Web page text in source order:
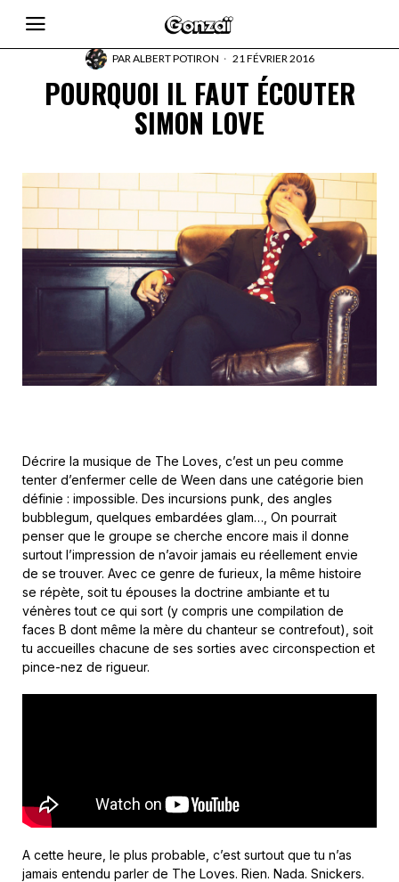
PARALBERT POTIRON 21 FÉVRIER 2016
POURQUOI IL FAUT ÉCOUTER
SIMON LOVE
Décrire la musique de The Loves, c’est un peu comme
tenter d’enfermer celle de Ween dans une catégorie bien
définie : impossible. Des incursions punk, des angles
bubblegum, quelques embardées glam…, On pourrait
penser que le groupe se cherche encore mais il donne
surtout l’impression de n’avoir jamais eu réellement envie
de se trouver. Avec ce genre de furieux, la même histoire
se répète, soit tu épouses la doctrine ambiante et tu
vénères tout ce qui sort (y compris une compilation de
faces B dont même la mère du chanteur se contrefout), soit
tu accueilles chacune de ses sorties avec circonspection et
pince-nez de rigueur.
A cette heure, le plus probable, c’est surtout que tu n’as
jamais entendu parler de The Loves. Rien. Nada. Snickers.